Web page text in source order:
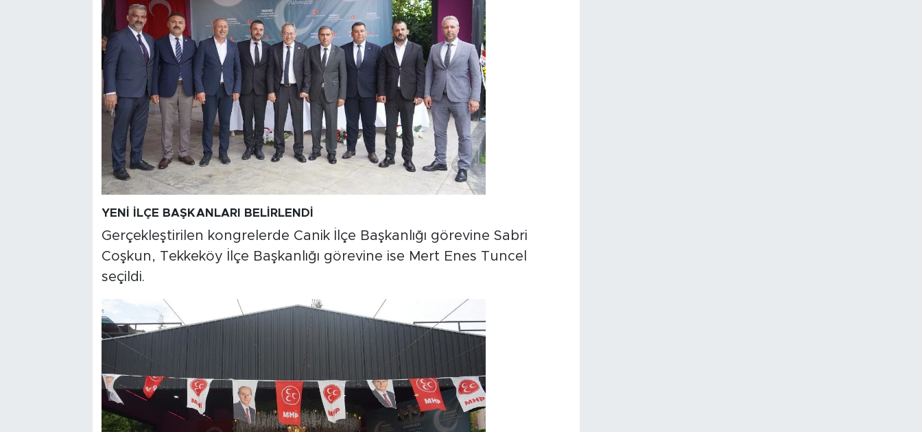
YENİ İLÇE BAŞKANLARI BELİRLENDİ
Gerçekleştirilen kongrelerde Canik İlçe Başkanlığı görevine Sabri
Coşkun, Tekkeköy İlçe Başkanlığı görevine ise Mert Enes Tuncel
seçildi.